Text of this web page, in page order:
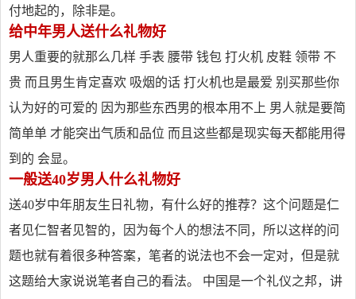
付地起的，除非是。
给中年男人送什么礼物好
男人重要的就那么几样 手表 腰带 钱包 打火机 皮鞋 领带 不
贵 而且男生肯定喜欢 吸烟的话 打火机也是最爱 别买那些你
认为好的可爱的 因为那些东西男的根本用不上 男人就是要简
简单单 才能突出气质和品位 而且这些都是现实每天都能用得
到的 会显。
一般送40岁男人什么礼物好
送40岁中年朋友生日礼物，有什么好的推荐？这个问题是仁
者见仁智者见智的，因为每个人的想法不同，所以这样的问
题也就有着很多种答案，笔者的说法也不会一定对，但是就
这题给大家说说笔者自己的看法。 中国是一个礼仪之邦，讲